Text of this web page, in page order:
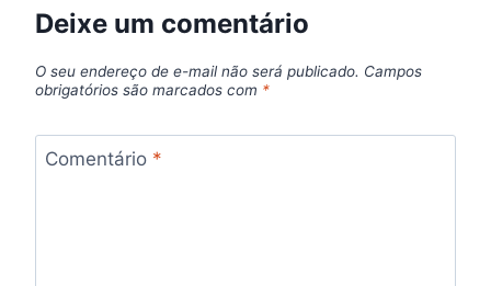
Deixe um comentário
O seu endereço de e-mail não será publicado. Campos
obrigatórios são marcados com *
Comentário *